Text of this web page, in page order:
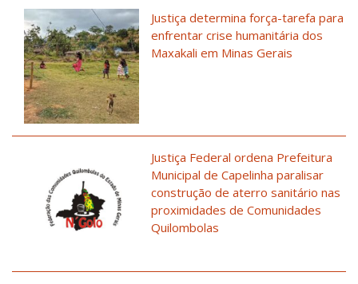
Justiça determina força-tarefa para
enfrentar crise humanitária dos
Maxakali em Minas Gerais
Justiça Federal ordena Prefeitura
Municipal de Capelinha paralisar
construção de aterro sanitário nas
proximidades de Comunidades
Quilombolas